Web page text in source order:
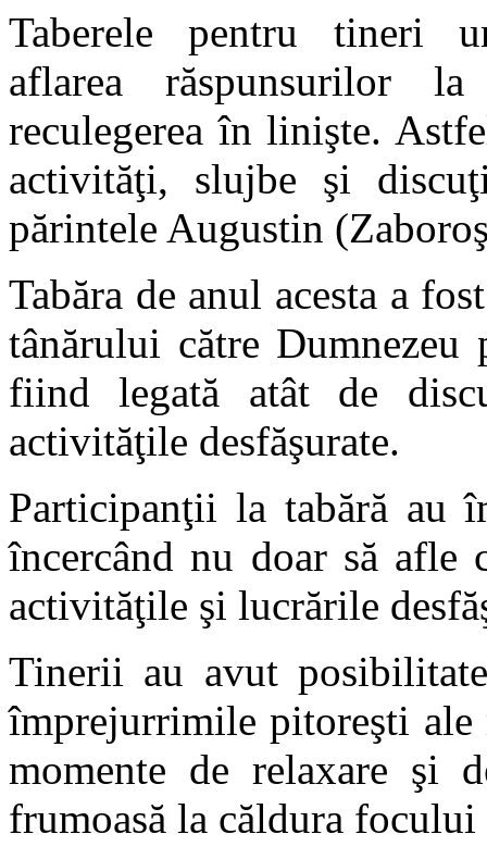
Taberele pentru tineri
aflarea răspunsurilor
reculegerea în linişte.
activităţi, slujbe şi
părintele Augustin
Tabăra de anul acesta a
tânărului către Dumnezeu
fiind legată atât de
activităţile desfăşurate.
Participanţii la tabără au
încercând nu doar să afle
activităţile şi lucrările
Tinerii au avut
împrejurrimile pitoreşti ale
momente de relaxare şi
frumoasă la căldura